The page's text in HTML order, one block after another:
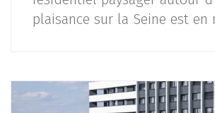
plaisance sur la Seine est en